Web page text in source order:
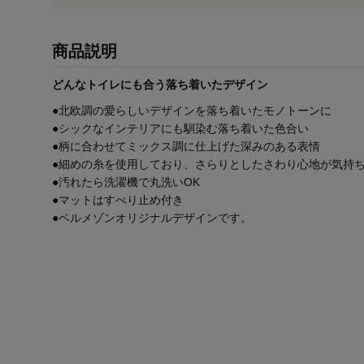
商品説明
どんなトイレにも合う落ち着いたデザイン
●北欧調の愛らしいデザインを落ち着いたモノトーンに
●シックなインテリアにも馴染む落ち着いた色合い
●柄に合わせてミックス調に仕上げた深みのある表情
●細めの糸を使用しており、さらりとしたさわり心地が気持
●汚れたら洗濯機で丸洗いOK
●マットはすべり止め付き
●ベルメゾンオリジナルデザインです。